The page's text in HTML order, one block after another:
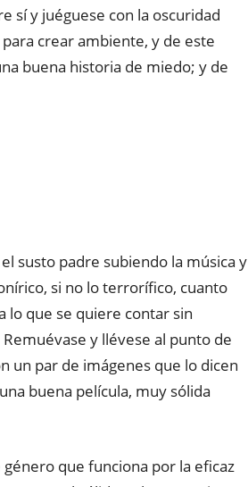
sí y juéguese con la oscuridad
crear ambiente, y de este
buena historia de miedo; y de
susto padre subiendo la música y
si no lo terrorífico, cuanto
lo que se quiere contar sin
y llévese al punto de
un par de imágenes que lo dicen
buena película, muy sólida
que funciona por la eficaz